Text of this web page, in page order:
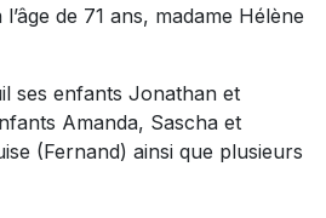
de 71 ans, madame Hélène
ses enfants Jonathan et
Amanda, Sascha et
(Fernand) ainsi que plusieurs